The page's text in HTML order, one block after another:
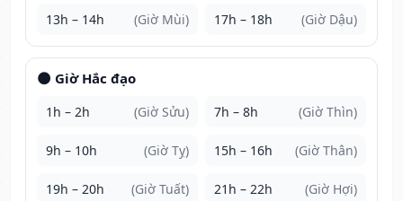
13h – 14h (Giờ Mùi) 17h – 18h (Giờ Dậu)
🌑 Giờ Hắc đạo
1h – 2h (Giờ Sửu) 7h – 8h (Giờ Thìn)
9h – 10h (Giờ Tỵ) 15h – 16h (Giờ Thân)
19h – 20h (Giờ Tuất) 21h – 22h (Giờ Hợi)